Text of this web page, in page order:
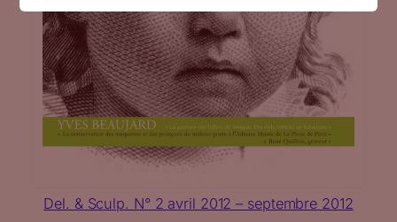
Del. & Sculp. N° 2 avril 2012 – septembre 2012